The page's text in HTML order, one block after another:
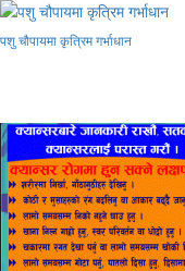
पशु चौपायमा कृत्रिम गर्भाधान